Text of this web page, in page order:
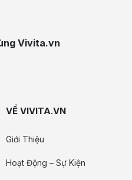
Vivita.vn
VỀ VIVITA.VN
Giới Thiệu
Hoạt Động – Sự Kiện